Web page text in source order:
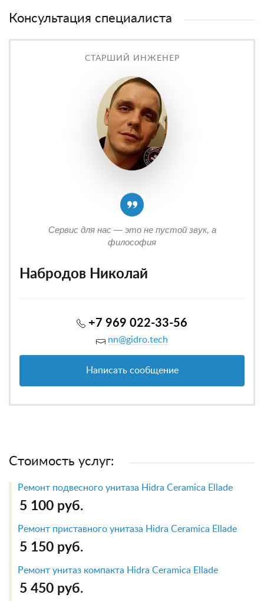
Консультация специалиста
СТАРШИЙ ИНЖЕНЕР
Набродов Николай
+7 969 022-33-56
nn@gidro.tech
Написать сообщение
Сервис для нас — это не пустой звук, а
философия
Стоимость услуг:
Ремонт подвесного унитаза Hidra Ceramica Ellade
5 100 руб.
Ремонт приставного унитаза Hidra Ceramica Ellade
5 150 руб.
Ремонт унитаз компакта Hidra Ceramica Ellade
5 450 руб.